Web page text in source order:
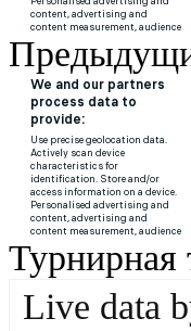
Турнирная
Live data